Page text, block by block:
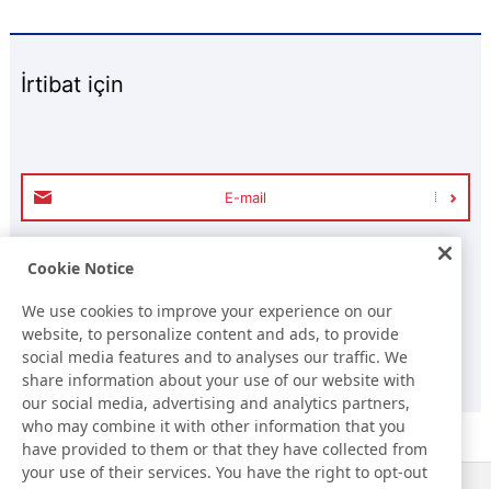
İrtibat için
E-mail
Çalışma saatleri (Türkiye saati ile) 8:00-17:30 (Cumartesi,
Pazar ve Tatil Günleri Hariç)
Cookie Notice
We use cookies to improve your experience on our
website, to personalize content and ads, to provide
social media features and to analyses our traffic. We
share information about your use of our website with
our social media, advertising and analytics partners,
who may combine it with other information that you
have provided to them or that they have collected from
your use of their services. You have the right to opt-out